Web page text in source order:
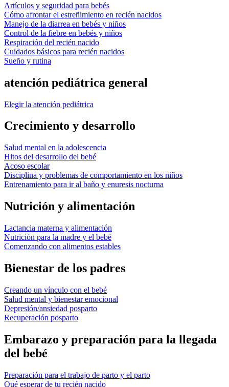
Artículos y seguridad para bebés
Cómo afrontar el estreñimiento en recién nacidos
Manejo de la diarrea en bebés y niños
Control de la fiebre en bebés y niños
Respiración del recién nacido
Cuidados básicos para recién nacidos
Sueño y rutina
atención pediátrica general
Elegir la atención pediátrica
Crecimiento y desarrollo
Salud mental en la adolescencia
Hitos del desarrollo del bebé
Acoso escolar
Disciplina y problemas de comportamiento en los niños
Entrenamiento para ir al baño y enuresis nocturna
Nutrición y alimentación
Lactancia materna y alimentación
Nutrición para la madre y el bebé
Comenzando con alimentos estables
Bienestar de los padres
Creando un vínculo con el bebé
Salud mental y bienestar emocional
Depresión/ansiedad posparto
Recuperación posparto
Embarazo y preparación para la llegada
del bebé
Preparación para el trabajo de parto y el parto
Qué esperar de tu recién nacido